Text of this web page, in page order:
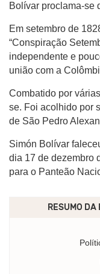
Bolívar proclama-se
Em setembro de
“Conspiração
independente e
união com a
Combatido por
se. Foi acolhido por
de São Pedro
Simón Bolívar
dia 17 de dezembro
para o Panteão
RESUMO